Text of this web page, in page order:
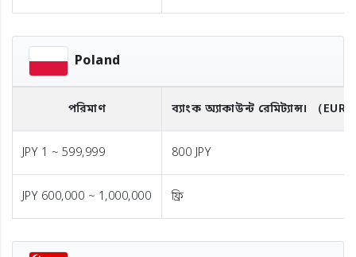
Poland
পরিমাণ ব্যাংক অ্যাকাউন্ট রেমিট্যান্স। （EUR
JPY 1 ~ 599,999 800 JPY
JPY 600,000 ~ 1,000,000 ফ্রি